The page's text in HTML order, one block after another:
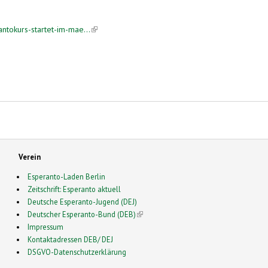
startet-im-mae...(link is external)
Verein
Esperanto-Laden Berlin
Zeitschrift: Esperanto aktuell
Deutsche Esperanto-Jugend (DEJ)
Deutscher Esperanto-Bund (DEB)(link is external)
Impressum
Kontaktadressen DEB/ DEJ
DSGVO-Datenschutzerklärung